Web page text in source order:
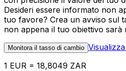
Desideri essere informato non
tuo favore? Crea un avviso sul
non appena il tuo obiettivo sarà
Monitora il tasso di cambio
1 EUR = 18,8049 ZAR